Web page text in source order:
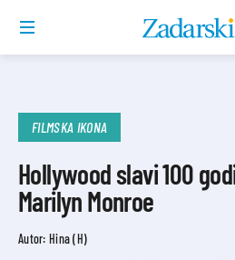
FILMSKA IKONA
Hollywood slavi 100
Marilyn Monroe
Autor: Hina (H)